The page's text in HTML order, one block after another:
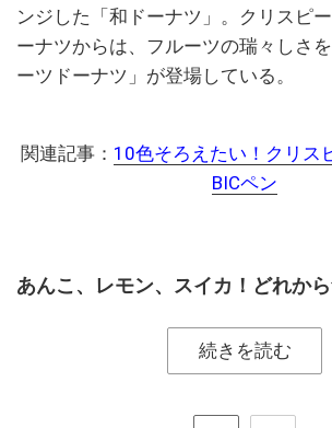
ンジした「和ドーナツ」。クリスピ
ーナツからは、フルーツの瑞々しさ
ーツドーナツ」が登場している。
関連記事： 10色そろえたい！クリス
BICペン
あんこ、レモン、スイカ！どれか
続きを読む